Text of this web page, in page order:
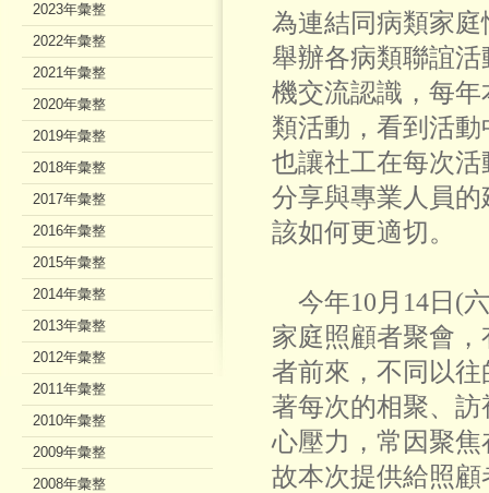
為連結同病類家
舉辦各病類聯誼
機交流認識，每
類活動，看到活
也讓社工在每次
分享與專業人員
該如何更適切。
今年10月14日(
家庭照顧者聚會
者前來，不同以
著每次的相聚、
心壓力，常因聚
故本次提供給照
2023年彙整
2022年彙整
2021年彙整
2020年彙整
2019年彙整
2018年彙整
2017年彙整
2016年彙整
2015年彙整
2014年彙整
2013年彙整
2012年彙整
2011年彙整
2010年彙整
2009年彙整
2008年彙整